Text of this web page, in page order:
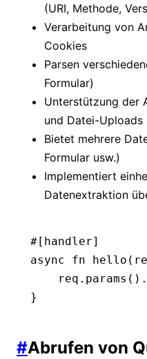
(URI, Methode,
Verarbeitung von
Cookies
Parsen
Formular)
Unterstützung der
und Datei-Uploads
Bietet mehrere
Formular usw.)
Implementiert
Datenextraktion
#[handler]
async fn hello
    req
. params () .
}
#Abrufen von